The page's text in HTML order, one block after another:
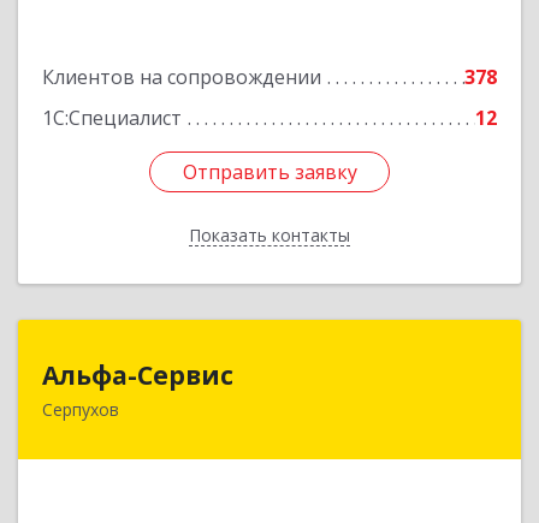
Клиентов на сопровождении
378
1С:Специалист
12
Отправить заявку
Показать контакты
Отправить заявку
Назад
Альфа-Сервис
Серпухов